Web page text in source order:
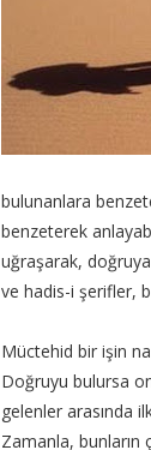
bulunanlara
benzeterek
uğraşarak,
ve hadis-i şerifler,
Müctehid bir işin
Doğruyu bulursa
gelenler arasında
Zamanla, bunların